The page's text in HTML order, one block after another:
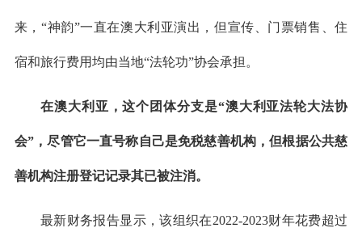
来，“神韵”一直在澳大利亚演出，但宣传、门票销售、住
宿和旅行费用均由当地“法轮功”协会承担。
在澳大利亚，这个团体分支是“澳大利亚法轮大法协
会”，尽管它一直号称自己是免税慈善机构，但根据公共慈
善机构注册登记记录其已被注消。
最新财务报告显示，该组织在2022-2023财年花费超过